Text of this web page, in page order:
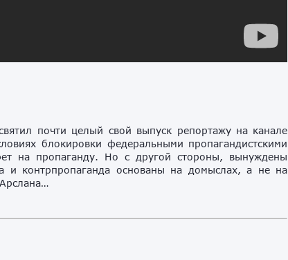
почти целый свой выпуск репортажу на канале
блокировки федеральными пропагандистскими
на пропаганду. Но с другой стороны, вынуждены
и контрпропаганда основаны на домыслах, а не на